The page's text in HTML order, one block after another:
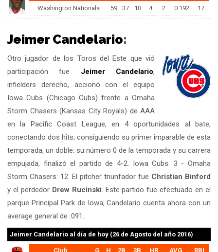
Washington Nationals
59 37 10 4 2 0.192 17
Jeimer Candelario:
Otro jugador de los Toros del Este que vió
participación fue Jeimer Candelario,
infielders derecho, accionó con el equipo
Iowa Cubs (Chicago Cubs) frente a Omaha
Storm Chasers (Kansas City Royals) de AAA
en la Pacific Coast League, en 4 oportunidades al bate,
conectando dos hits, consiguiendo su primer imparable de esta
temporada, un doble: su número 0 de la temporada y su carrera
empujada, finalizó el partido de 4-2. Iowa Cubs: 3 - Omaha
Storm Chasers: 12. El pitcher triunfador fue Christian Binford
y el perdedor Drew Rucinski. Este partido fue efectuado en el
parque Principal Park de Iowa; Candelario cuenta ahora con un
average general de .091.
Jeimer Candelario al día de hoy (26 de Agosto del año 2016)
Club G H 2B 3B HR AVG RBI